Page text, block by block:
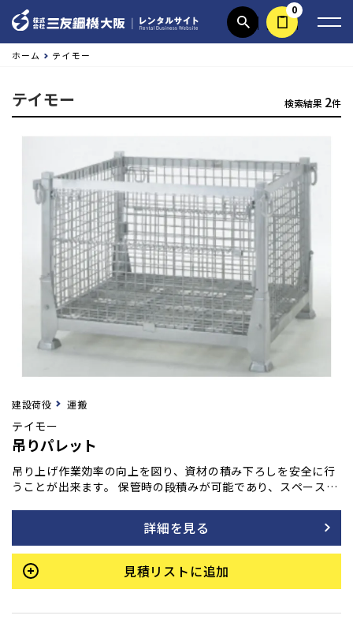
商品検索見積依頼する
0
ホーム テイモー
テイモー 検索結果 2件
建設荷役 運搬
テイモー
吊りパレット
吊り上げ作業効率の向上を図り、資材の積み下ろしを安全に行
うことが出来ます。 保管時の段積みが可能であり、スペースが
詳細を見る
見積リストに追加